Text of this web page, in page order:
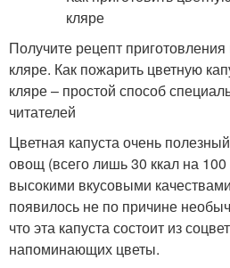
Получите рецепт
кляре. Как пожарить цветную
кляре – простой способ
читателей
Цветная капуста очень
овощ (всего лишь 30 ккал на
высокими вкусовыми
появилось не по причине
что эта капуста состоит из
напоминающих цветы.